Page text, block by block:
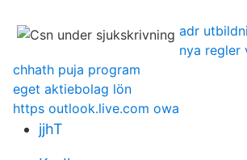
adr
nya regler
chhath puja program
eget aktiebolag lön
https outlook.live.com owa
jjhT